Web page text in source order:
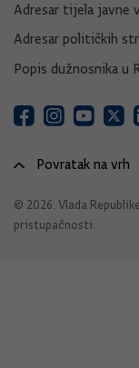
Adresar tijela javne
Adresar političkih
Popis dužnosnika u
Povratak na vrh
© 2026. Vlada
pristupačnosti